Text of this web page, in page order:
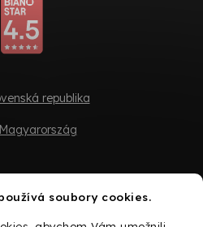
soubory cookies.
republika
Magyarország